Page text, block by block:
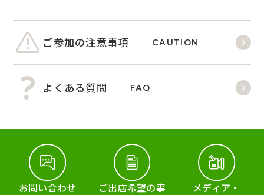
ご参加の注意事項 CAUTION
よくある質問 FAQ
お問い合わせ
ご出店希望の事
メディア・